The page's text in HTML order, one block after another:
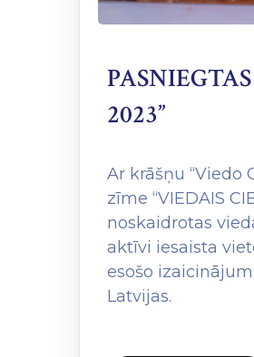
2023”
Ar krāšņu “Viedo
zīme “VIEDAIS
noskaidrotas
aktīvi iesaista
esošo
Latvijas.